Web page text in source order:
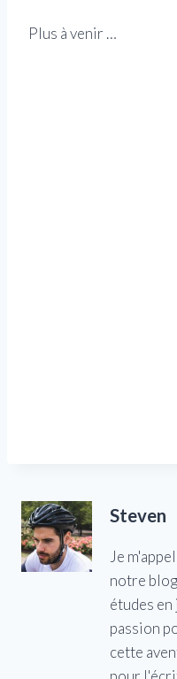
Plus à venir …
Steven
Je
notre
études
passion
cette